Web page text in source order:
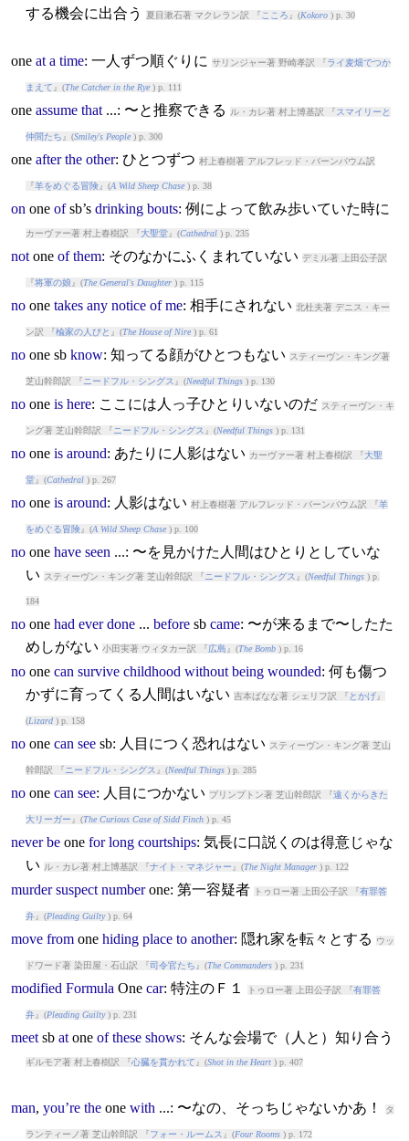
する機会に出合う 夏目漱石著 マクレラン訳 『 こころ 』(Kokoro) p. 30
one at a time: 一人ずつ順ぐりに サリンジャー著 野崎孝訳 『ライ麦畑でつか
まえて 』(The Catcher in the Rye) p. 111
one assume that...: 〜と推察できる ル・カレ著 村上博基訳 『スマイリーと
仲間たち 』(Smiley's People) p. 300
one after the other: ひとつずつ 村上春樹著 アルフレッド・バーンバウム訳
『羊をめぐる冒険』(A Wild Sheep Chase) p. 38
on one ofsb’s drinking bouts: 例によって飲み歩いていた時に
カーヴァー著 村上春樹訳 『大聖堂』(Cathedral) p. 235
not one of them: そのなかにふくまれていない デミル著 上田公子訳
『将軍の娘 』(The General's Daughter) p. 115
no one takes any notice of me: 相手にされない 北杜夫著 デニス・キー
ン訳 『楡家の人びと 』(The House of Nire) p. 61
no onesb know: 知ってる顔がひとつもない スティーヴン・キング著
芝山幹郎訳 『 ニードフル・シングス 』(Needful Things) p. 130
no one is here: ここには人っ子ひとりいないのだ スティーヴン・キ
ング著 芝山幹郎訳 『 ニードフル・シングス 』(Needful Things) p. 131
no one is around: あたりに人影はない カーヴァー著 村上春樹訳 『大聖
堂』(Cathedral) p. 267
no one is around: 人影はない 村上春樹著 アルフレッド・バーンバウム訳 『羊
をめぐる冒険』(A Wild Sheep Chase) p. 100
no one have seen ...: 〜を見かけた人間はひとりとしていな
い
スティーヴン・キング著 芝山幹郎訳 『 ニードフル・シングス 』(Needful Things) p.
184
no one had ever done... beforesb came: 〜が来るまで〜したた
めしがない 小田実著 ウィタカー訳 『広島 』(The Bomb) p. 16
no one can survive childhood without being wounded: 何も傷つ
かずに育ってくる人間はいない 吉本ばなな著 シェリフ訳 『 とかげ』
(Lizard) p. 158
no one can seesb: 人目につく恐れはない スティーヴン・キング著 芝山
幹郎訳 『 ニードフル・シングス 』(Needful Things) p. 285
no one can see: 人目につかない プリンプトン著 芝山幹郎訳 『遠くからきた
大リーガー 』(The Curious Case of Sidd Finch) p. 45
never be one for long courtships: 気長に口説くのは得意じゃな
い
ル・カレ著 村上博基訳 『ナイト・マネジャー 』(The Night Manager) p. 122
murder suspect number one: 第一容疑者 トゥロー著 上田公子訳 『有罪答
弁』(Pleading Guilty) p. 64
move from one hiding place to another: 隠れ家を転々とする ウッ
ドワード著 染田屋・石山訳 『司令官たち 』(The Commanders) p. 231
modified Formula One car: 特注のＦ１ トゥロー著 上田公子訳 『有罪答
弁』(Pleading Guilty) p. 231
meetsb at one of these shows: そんな会場で（人と）知り合う
ギルモア著 村上春樹訳 『心臓を貫かれて 』(Shot in the Heart) p. 407
man, you’re the one with ...: 〜なの、そっちじゃないかあ！ タ
ランティーノ著 芝山幹郎訳 『フォー・ルームス 』(Four Rooms) p. 172